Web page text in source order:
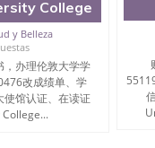
College
y Belleza
，办理伦敦大学学
改成绩单、学
使馆认证、在读证